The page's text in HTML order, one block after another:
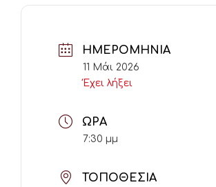
ΗΜΕΡΟΜΗΝΊΑ
11 Μάι 2026
Έχει λήξει
ΏΡΑ
7:30 μμ
ΤΟΠΟΘΕΣΊΑ